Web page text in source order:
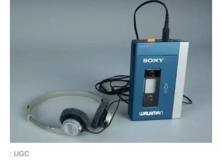
: UGC